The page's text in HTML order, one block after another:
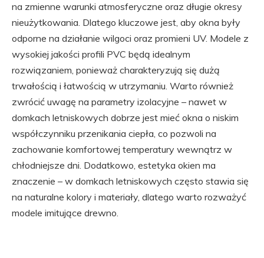
na zmienne warunki atmosferyczne oraz długie okresy
nieużytkowania. Dlatego kluczowe jest, aby okna były
odporne na działanie wilgoci oraz promieni UV. Modele z
wysokiej jakości profili PVC będą idealnym
rozwiązaniem, ponieważ charakteryzują się dużą
trwałością i łatwością w utrzymaniu. Warto również
zwrócić uwagę na parametry izolacyjne – nawet w
domkach letniskowych dobrze jest mieć okna o niskim
współczynniku przenikania ciepła, co pozwoli na
zachowanie komfortowej temperatury wewnątrz w
chłodniejsze dni. Dodatkowo, estetyka okien ma
znaczenie – w domkach letniskowych często stawia się
na naturalne kolory i materiały, dlatego warto rozważyć
modele imitujące drewno.